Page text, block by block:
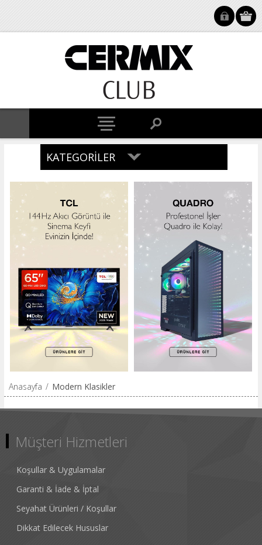
KATEGORILER
Anasayfa / Modern Klasikler
Müşteri Hizmetleri
Koşullar & Uygulamalar
Garanti & İade & İptal
Seyahat Ürünleri / Koşullar
Dikkat Edilecek Hususlar